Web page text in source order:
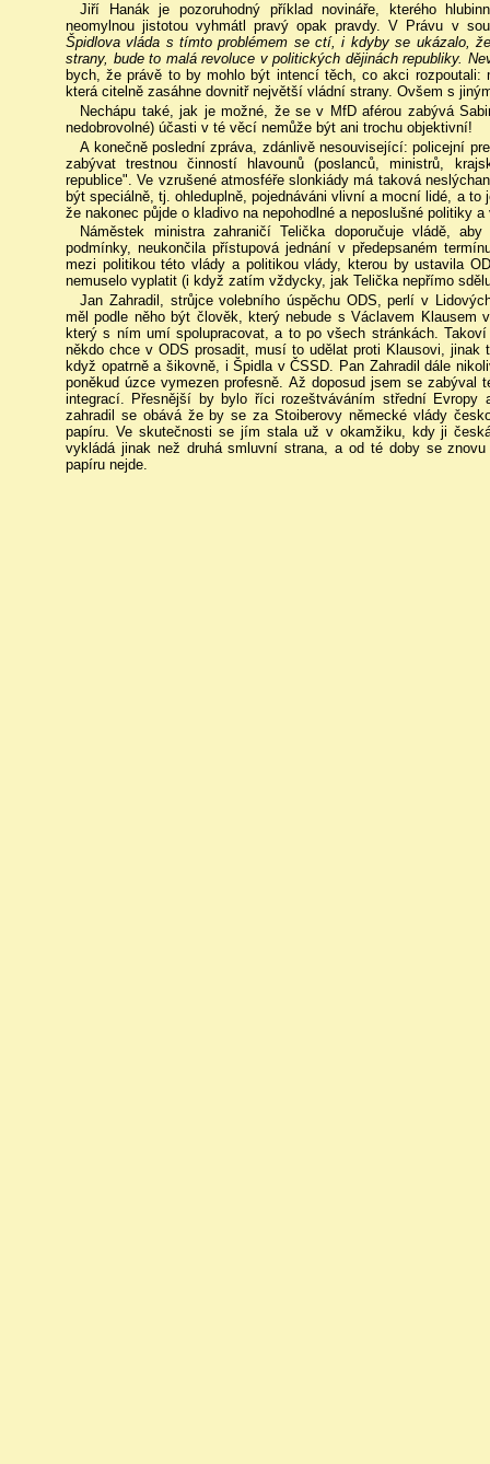
Jiří Hanák je pozoruhodný příklad novináře, kterého
neomylnou jistotou vyhmátl pravý opak pravdy. V Právu v
Špidlova vláda s tímto problémem se ctí, i kdyby se ukázalo,
strany, bude to malá revoluce v politických dějinách republiky.
bych, že právě to by mohlo být intencí těch, co akci rozpoutali:
která citelně zasáhne dovnitř největší vládní strany. Ovšem s
Nechápu také, jak je možné, že se v MfD aférou zabývá
nedobrovolné) účasti v té věcí nemůže být ani trochu objektivní!
A konečně poslední zpráva, zdánlivě nesouvisející: policejní
zabývat trestnou činností hlavounů (poslanců, ministrů,
republice". Ve vzrušené atmosféře slonkiády má taková
být speciálně, tj. ohleduplně, pojednáváni vlivní a mocní lidé, a to
že nakonec půjde o kladivo na nepohodlné a neposlušné politiky
Náměstek ministra zahraničí Telička doporučuje vládě,
podmínky, neukončila přístupová jednání v předepsaném
mezi politikou této vlády a politikou vlády, kterou by ustavila
nemuselo vyplatit (i když zatím vždycky, jak Telička nepřímo
Jan Zahradil, strůjce volebního úspěchu ODS, perlí v
měl podle něho být člověk, který nebude s Václavem Klausem
který s ním umí spolupracovat, a to po všech stránkách.
někdo chce v ODS prosadit, musí to udělat proti Klausovi,
když opatrně a šikovně, i Špidla v ČSSD. Pan Zahradil dále
poněkud úzce vymezen profesně. Až doposud jsem se zabýval
integrací. Přesnější by bylo říci rozeštváváním střední Evropy
zahradil se obává že by se za Stoiberovy německé vlády
papíru. Ve skutečnosti se jím stala už v okamžiku, kdy ji
vykládá jinak než druhá smluvní strana, a od té doby se
papíru nejde.